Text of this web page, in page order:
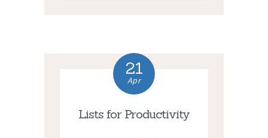
21
Apr
Lists for Productivity